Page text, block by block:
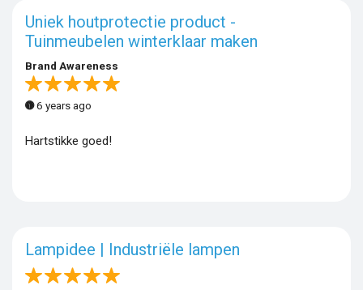
Uniek houtprotectie product -
Tuinmeubelen winterklaar maken
Brand Awareness
6 years ago
Hartstikke goed!
Lampidee | Industriële lampen